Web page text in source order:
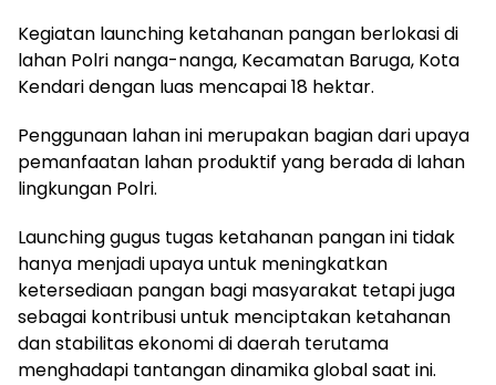
Kegiatan launching ketahanan pangan berlokasi di
lahan Polri nanga-nanga, Kecamatan Baruga, Kota
Kendari dengan luas mencapai 18 hektar.
Penggunaan lahan ini merupakan bagian dari upaya
pemanfaatan lahan produktif yang berada di lahan
lingkungan Polri.
Launching gugus tugas ketahanan pangan ini tidak
hanya menjadi upaya untuk meningkatkan
ketersediaan pangan bagi masyarakat tetapi juga
sebagai kontribusi untuk menciptakan ketahanan
dan stabilitas ekonomi di daerah terutama
menghadapi tantangan dinamika global saat ini.